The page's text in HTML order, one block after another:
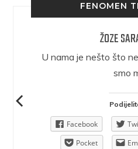
FENOMEN
ŽOZE
U nama je nešto što
smo
Facebook
Pocket